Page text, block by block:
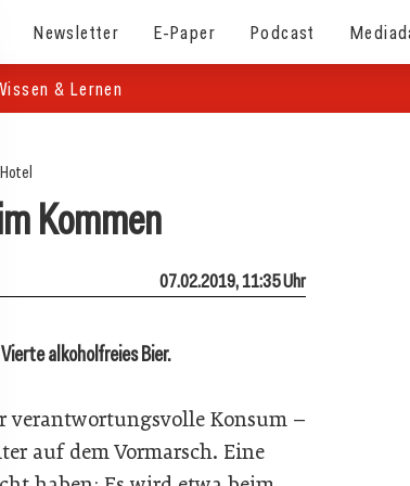
Newsletter E-Paper Podcast
& Lernen
Kommen
07.02.2019, 11:35 Uhr
alkoholfreies Bier.
verantwortungsvolle Konsum –
auf dem Vormarsch. Eine